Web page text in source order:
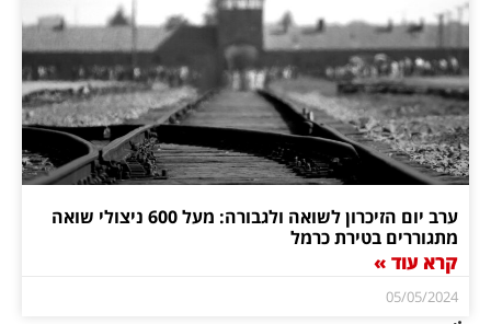
ערב יום הזיכרון לשואה ולגבורה: מעל 600 ניצולי שואה
מתגוררים בטירת כרמל
קרא עוד »
05/05/2024